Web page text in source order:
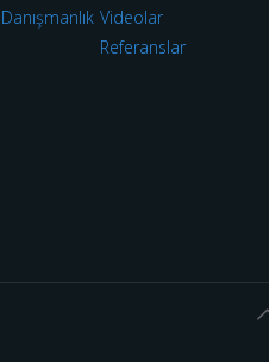
Videolar
Referanslar